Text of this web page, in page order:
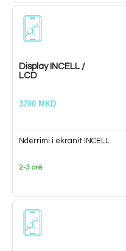
Display INCELL /
LCD
3700 MKD
Ndërrimi i ekranit INCELL
2-3 orë